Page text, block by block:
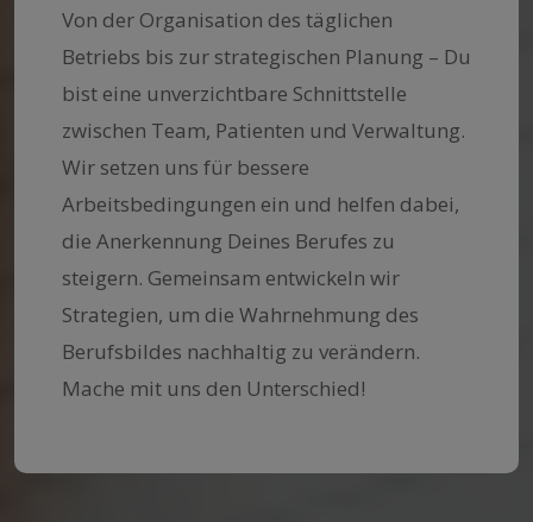
Von der Organisation des täglichen
Betriebs bis zur strategischen Planung – Du
bist eine unverzichtbare Schnittstelle
zwischen Team, Patienten und Verwaltung.
Wir setzen uns für bessere
Arbeitsbedingungen ein und helfen dabei,
die Anerkennung Deines Berufes zu
steigern. Gemeinsam entwickeln wir
Strategien, um die Wahrnehmung des
Berufsbildes nachhaltig zu verändern.
Mache mit uns den Unterschied!